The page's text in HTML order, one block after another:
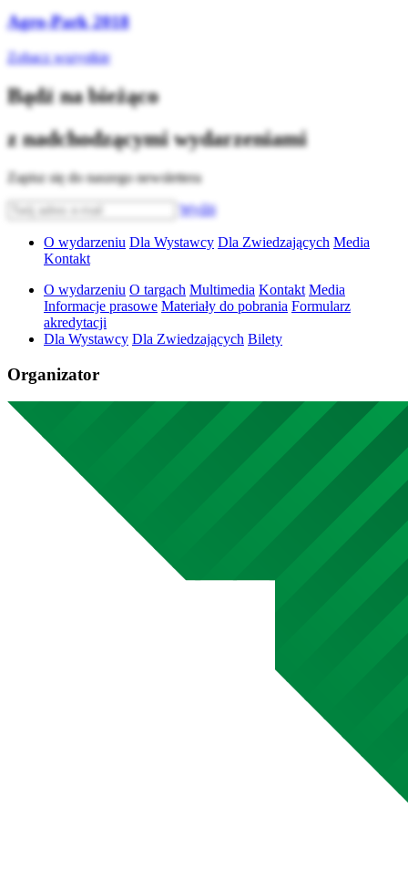
Agro-Park 2018
Zobacz wszystkie
Bądź na bieżąco
z nadchodzącymi wydarzeniami
Zapisz się do naszego newslettera
Wyślij
O wydarzeniu Dla Wystawcy Dla Zwiedzających Media
Kontakt
O wydarzeniu O targach Multimedia Kontakt Media
Informacje prasowe Materiały do pobrania Formularz
akredytacji
Dla Wystawcy Dla Zwiedzających Bilety
Organizator